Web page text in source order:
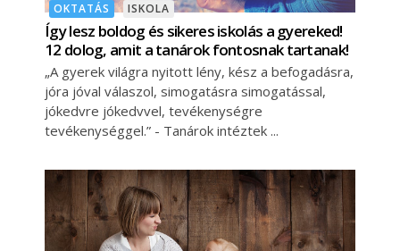
OKTATÁS ISKOLA
Így lesz boldog és sikeres iskolás a gyereked!
12 dolog, amit a tanárok fontosnak tartanak!
„A gyerek világra nyitott lény, kész a befogadásra,
jóra jóval válaszol, simogatásra simogatással,
jókedvre jókedvvel, tevékenységre
tevékenységgel.” - Tanárok intéztek